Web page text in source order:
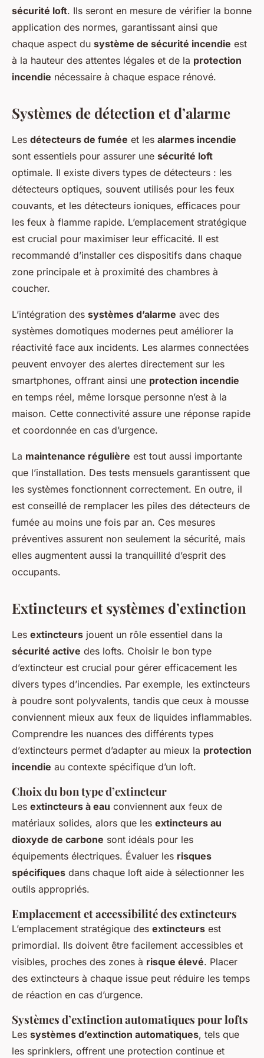
sécurité loft. Ils seront en mesure de vérifier la bonne
application des normes, garantissant ainsi que
chaque aspect du système de sécurité incendie est
à la hauteur des attentes légales et de la protection
incendie nécessaire à chaque espace rénové.
Systèmes de détection et d’alarme
Les détecteurs de fumée et les alarmes incendie
sont essentiels pour assurer une sécurité loft
optimale. Il existe divers types de détecteurs : les
détecteurs optiques, souvent utilisés pour les feux
couvants, et les détecteurs ioniques, efficaces pour
les feux à flamme rapide. L’emplacement stratégique
est crucial pour maximiser leur efficacité. Il est
recommandé d’installer ces dispositifs dans chaque
zone principale et à proximité des chambres à
coucher.
L’intégration des systèmes d’alarme avec des
systèmes domotiques modernes peut améliorer la
réactivité face aux incidents. Les alarmes connectées
peuvent envoyer des alertes directement sur les
smartphones, offrant ainsi une protection incendie
en temps réel, même lorsque personne n’est à la
maison. Cette connectivité assure une réponse rapide
et coordonnée en cas d’urgence.
La maintenance régulière est tout aussi importante
que l’installation. Des tests mensuels garantissent que
les systèmes fonctionnent correctement. En outre, il
est conseillé de remplacer les piles des détecteurs de
fumée au moins une fois par an. Ces mesures
préventives assurent non seulement la sécurité, mais
elles augmentent aussi la tranquillité d’esprit des
occupants.
Extincteurs et systèmes d’extinction
Les extincteurs jouent un rôle essentiel dans la
sécurité active des lofts. Choisir le bon type
d’extincteur est crucial pour gérer efficacement les
divers types d’incendies. Par exemple, les extincteurs
à poudre sont polyvalents, tandis que ceux à mousse
conviennent mieux aux feux de liquides inflammables.
Comprendre les nuances des différents types
d’extincteurs permet d’adapter au mieux la protection
incendie au contexte spécifique d’un loft.
Choix du bon type d’extincteur
Les extincteurs à eau conviennent aux feux de
matériaux solides, alors que les extincteurs au
dioxyde de carbone sont idéals pour les
équipements électriques. Évaluer les risques
spécifiques dans chaque loft aide à sélectionner les
outils appropriés.
Emplacement et accessibilité des extincteurs
L’emplacement stratégique des extincteurs est
primordial. Ils doivent être facilement accessibles et
visibles, proches des zones à risque élevé. Placer
des extincteurs à chaque issue peut réduire les temps
de réaction en cas d’urgence.
Systèmes d’extinction automatiques pour lofts
Les systèmes d’extinction automatiques, tels que
les sprinklers, offrent une protection continue et